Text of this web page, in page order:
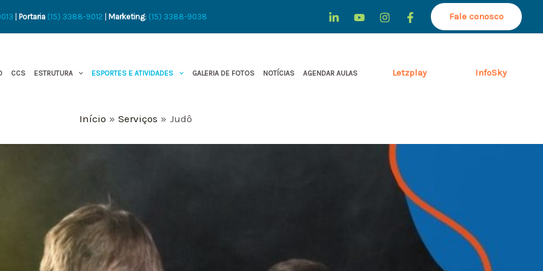
Portaria (15) 3388-9012 Marketing: (15) 3388-9038 Fale conosco
CCS ESTRUTURA ESPORTES E ATIVIDADES GALERIA DE FOTOS NOTÍCIAS AGENDAR AULAS Letzplay InfoSky
Início Serviços Judô